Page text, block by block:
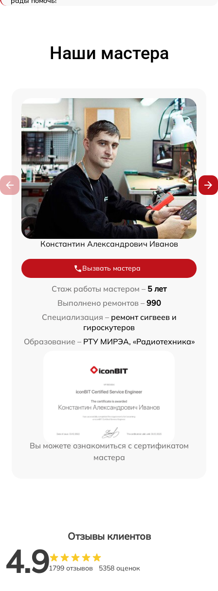
Наши мастера
Константин Александрович Иванов
Вызвать мастера
Стаж работы мастером – 5 лет
Выполнено ремонтов – 990
Специализация – ремонт сигвеев и
гироскутеров
Образование – РТУ МИРЭА, «Радиотехника»
Вы можете ознакомиться с сертификатом
мастера
Отзывы клиентов
4.91799 отзывов 5358 оценок